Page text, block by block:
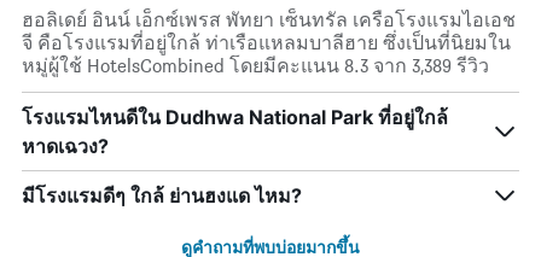
ฮอลิเดย์ อินน์ เอ็กซ์เพรส พัทยา เซ็นทรัล เครือโรงแรมไอเอช
จี คือโรงแรมที่อยู่ใกล้ ท่าเรือแหลมบาลีฮาย ซึ่งเป็นที่นิยมใน
หมู่ผู้ใช้ HotelsCombined โดยมีคะแนน 8.3 จาก 3,389 รีวิว
โรงแรมไหนดีใน Dudhwa National Park ที่อยู่ใกล้
หาดเฉวง?
มีโรงแรมดีๆ ใกล้ ย่านฮงแด ไหม?
ดูคำถามที่พบบ่อยมากขึ้น